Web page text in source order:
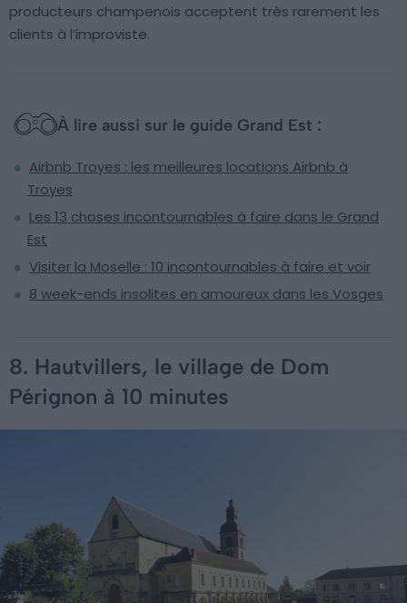
producteurs champenois acceptent très rarement les
clients à l’improviste.
À lire aussi sur le guide Grand Est :
Airbnb Troyes : les meilleures locations Airbnb à
Troyes
Les 13 choses incontournables à faire dans le Grand
Est
Visiter la Moselle : 10 incontournables à faire et voir
8 week-ends insolites en amoureux dans les Vosges
8. Hautvillers, le village de Dom
Pérignon à 10 minutes